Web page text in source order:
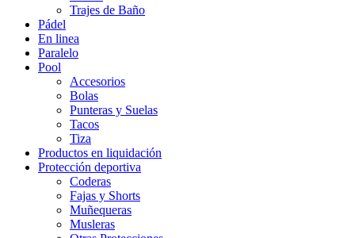
Trajes de Baño
Pádel
En linea
Paralelo
Pool
Accesorios
Bolas
Punteras y Suelas
Tacos
Tiza
Productos en liquidación
Protección deportiva
Coderas
Fajas y Shorts
Muñequeras
Musleras